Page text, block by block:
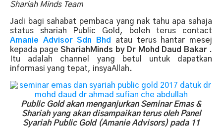
Shariah Minds Team
Jadi bagi sahabat pembaca yang nak tahu apa sahaja
status shariah Public Gold, boleh terus contact
Amanie Advisor Sdn Bhd
atau terus hantar mesej
kepada page ShariahMinds by Dr Mohd Daud Bakar.
Itu adalah channel yang betul untuk dapatkan
informasi yang tepat, insyaAllah.
Public Gold akan menganjurkan Seminar Emas &
Shariah yang akan disampaikan terus oleh Panel
Syariah Public Gold (Amanie Advisors) pada 11